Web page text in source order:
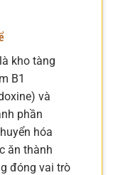
kho tàng
B1
và
phần
hóa
ăn thành
đóng vai trò